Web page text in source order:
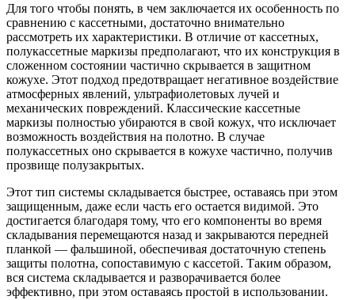
Для того чтобы понять, в чем заключается их особенность по
сравнению с кассетными, достаточно внимательно
рассмотреть их характеристики. В отличие от кассетных,
полукассетные маркизы предполагают, что их конструкция в
сложенном состоянии частично скрывается в защитном
кожухе. Этот подход предотвращает негативное воздействие
атмосферных явлений, ультрафиолетовых лучей и
механических повреждений. Классические кассетные
маркизы полностью убираются в свой кожух, что исключает
возможность воздействия на полотно. В случае
полукассетных оно скрывается в кожухе частично, получив
прозвище полузакрытых.
Этот тип системы складывается быстрее, оставаясь при этом
защищенным, даже если часть его остается видимой. Это
достигается благодаря тому, что его компоненты во время
складывания перемещаются назад и закрываются передней
планкой — фальшиной, обеспечивая достаточную степень
защиты полотна, сопоставимую с кассетой. Таким образом,
вся система складывается и разворачивается более
эффективно, при этом оставаясь простой в использовании.